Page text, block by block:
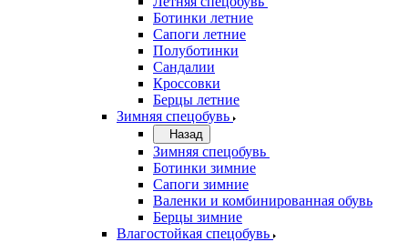
Ботинки летние
Сапоги летние
Полуботинки
Сандалии
Кроссовки
Берцы летние
Зимняя спецобувь
Назад
Зимняя спецобувь
Ботинки зимние
Сапоги зимние
Валенки и комбинированная обувь
Берцы зимние
Влагостойкая спецобувь